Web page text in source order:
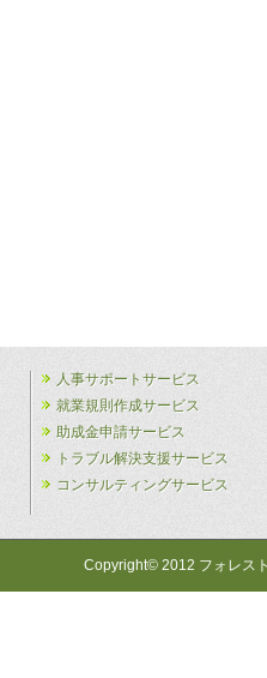
人事サポートサービス
就業規則作成サービス
助成金申請サービス
トラブル解決支援サービス
コンサルティングサービス
Copyright© 2012 フォレス